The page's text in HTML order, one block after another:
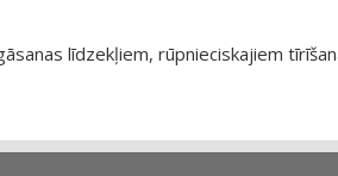
līdzekļiem, rūpnieciskajiem